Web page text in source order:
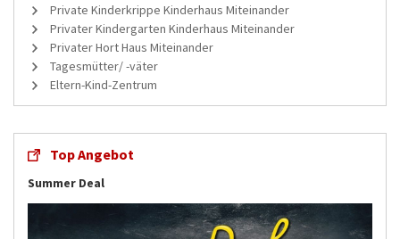
Private Kinderkrippe Kinderhaus Miteinander
Privater Kindergarten Kinderhaus Miteinander
Privater Hort Haus Miteinander
Tagesmütter/ -väter
Eltern-Kind-Zentrum
Top Angebot
Summer Deal